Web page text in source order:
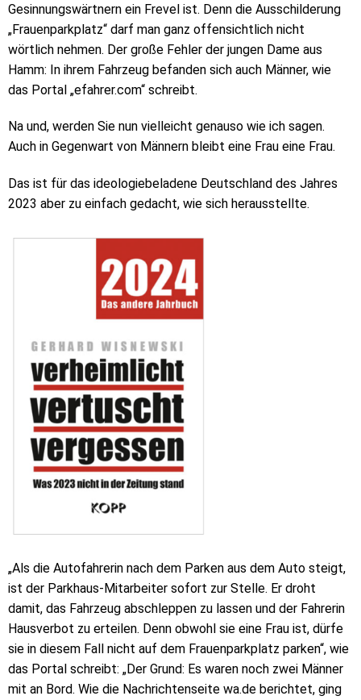
Gesinnungswärtnern ein Frevel ist. Denn die Ausschilderung
„Frauenparkplatz“ darf man ganz offensichtlich nicht
wörtlich nehmen. Der große Fehler der jungen Dame aus
Hamm: In ihrem Fahrzeug befanden sich auch Männer, wie
das Portal „efahrer.com“ schreibt.
Na und, werden Sie nun vielleicht genauso wie ich sagen.
Auch in Gegenwart von Männern bleibt eine Frau eine Frau.
Das ist für das ideologiebeladene Deutschland des Jahres
2023 aber zu einfach gedacht, wie sich herausstellte.
„Als die Autofahrerin nach dem Parken aus dem Auto steigt,
ist der Parkhaus-Mitarbeiter sofort zur Stelle. Er droht
damit, das Fahrzeug abschleppen zu lassen und der Fahrerin
Hausverbot zu erteilen. Denn obwohl sie eine Frau ist, dürfe
sie in diesem Fall nicht auf dem Frauenparkplatz parken“, wie
das Portal schreibt: „Der Grund: Es waren noch zwei Männer
mit an Bord. Wie die Nachrichtenseite wa.de berichtet, ging